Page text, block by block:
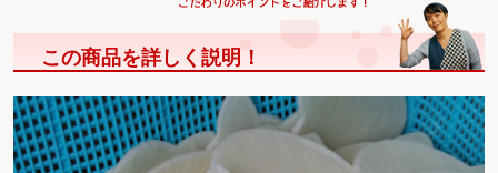
この商品を詳しく説明！